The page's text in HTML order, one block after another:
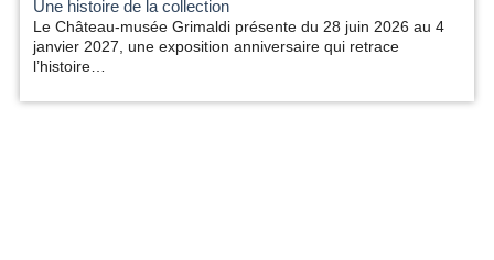
Une histoire de la collection
Le Château-musée Grimaldi présente du 28 juin 2026 au 4
janvier 2027, une exposition anniversaire qui retrace
l’histoire…